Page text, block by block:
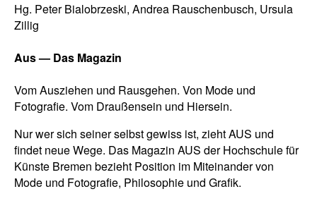
Hg. Peter Bialobrzeski, Andrea Rauschenbusch, Ursula
Zillig
Aus — Das Magazin
Vom Ausziehen und Rausgehen. Von Mode und
Fotografie. Vom Draußensein und Hiersein.
Nur wer sich seiner selbst gewiss ist, zieht AUS und
findet neue Wege. Das Magazin AUS der Hochschule für
Künste Bremen bezieht Position im Miteinander von
Mode und Fotografie, Philosophie und Grafik.